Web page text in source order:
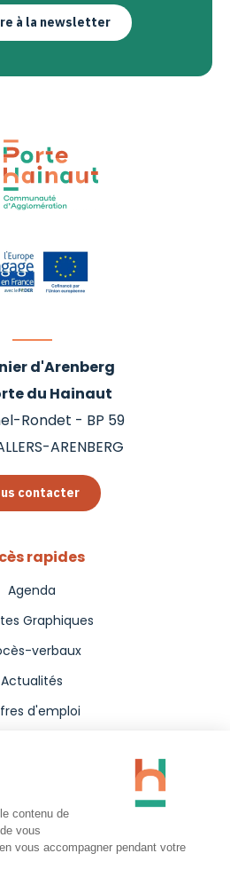
à la newsletter
d'Arenberg
du Hainaut
Rondet - BP 59
ARENBERG
contacter
rapides
Agenda
Graphiques
verbaux
Actualités
d'emploi
Presse